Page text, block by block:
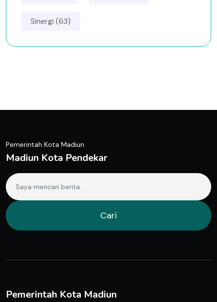
Sinergi (63)
Pemerintah Kota Madiun
Madiun Kota Pendekar
Cari
Pemerintah Kota Madiun